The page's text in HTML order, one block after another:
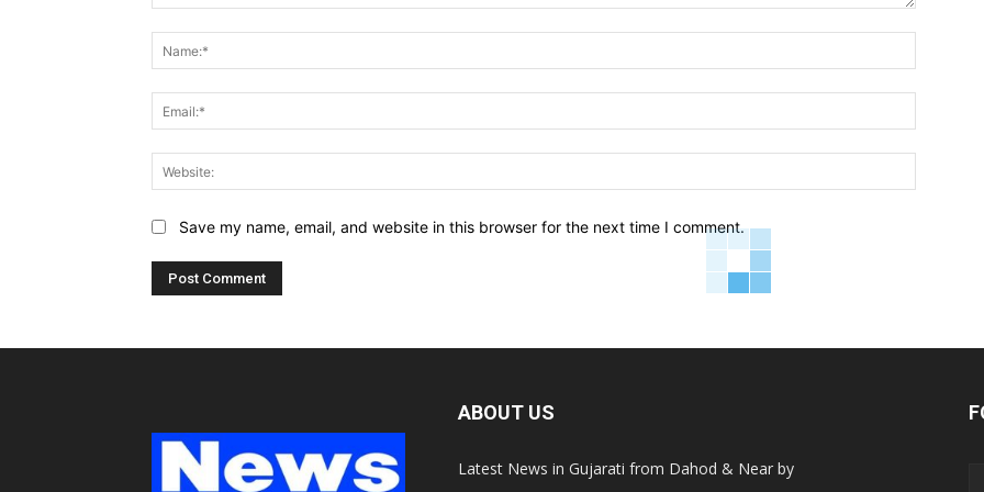
Save my name, email, and website in this browser for the next time I comment.
ABOUT US
Latest News in Gujarati from Dahod & Near by